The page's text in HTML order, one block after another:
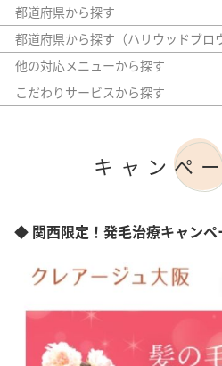
都道府県から探す
北海道
栃木県
埼玉県
千葉県
東京都
兵庫県
岡山県
福岡県
鹿児島県
都道府県から探す（ハリウッドブロ
北海道
栃木県
埼玉県
大阪府
岡山県
広島県
福岡県
鹿児島県
他の対応メニューから探す
眉毛ワックス脱毛
眉パーマ
こだわりサービスから探す
オンライン診療
キャンペ
◆ 関西限定！発毛治療キャンペ